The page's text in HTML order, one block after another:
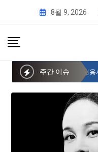
8월 9, 2026
주간 이슈